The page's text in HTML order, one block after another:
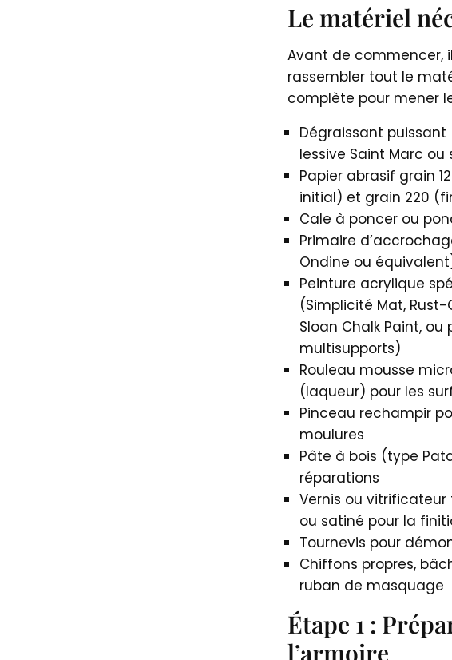
Le matériel
Avant de commencer,
rassembler tout le
complète pour mener
Dégraissant puissant
lessive Saint Marc ou
Papier abrasif grain
initial) et grain 220
Cale à poncer ou
Primaire
Ondine ou
Peinture acrylique
(Simplicité Mat, Rust-
Sloan Chalk Paint, ou
multisupports)
Rouleau mousse
(laqueur) pour les
Pinceau rechampir
moulures
Pâte à bois (type
réparations
Vernis ou
ou satiné pour la
Tournevis pour
Chiffons propres,
ruban de masquage
Étape 1 :
l’armoire